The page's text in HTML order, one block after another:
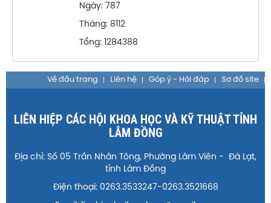
Ngày: 787
Tháng: 8112
Tổng: 1284388
Về đầu trang Liên hệ Góp ý - Hỏi đáp Sơ đồ site
LIÊN HIỆP CÁC HỘI KHOA HỌC VÀ KỸ THUẬT TỈNH
LÂM ĐỒNG
Địa chỉ: Số 05 Trần Nhân Tông, Phường Lâm Viên - Đà Lạt,
tỉnh Lâm Đồng
Điện thoại: 0263.3533247-0263.3521668